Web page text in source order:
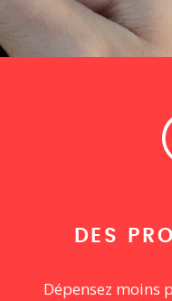
DES
Dépensez moins